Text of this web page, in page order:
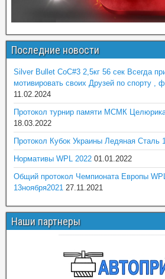
Последние новости
Silver Bullet CoC#3 2,5кг 56 сек Всегда
мотивировать своих Друзей по спорту ,
11.02.2024
Протокол турнир памяти МСМК
18.03.2022
Протокол Кубок Украины Ледяная Сталь
Нормативы WPL 2022 01.01.2022
Общий протокол Чемпионата Европы
13ноября2021 27.11.2021
Наши партнеры